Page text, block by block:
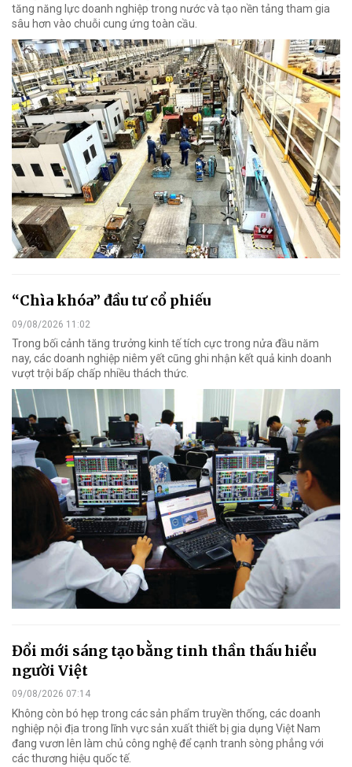
tăng năng lực doanh nghiệp trong nước và tạo nền tảng tham gia
sâu hơn vào chuỗi cung ứng toàn cầu.
“Chìa khóa” đầu tư cổ phiếu
09/08/2026 11:02
Trong bối cảnh tăng trưởng kinh tế tích cực trong nửa đầu năm
nay, các doanh nghiệp niêm yết cũng ghi nhận kết quả kinh doanh
vượt trội bấp chấp nhiều thách thức.
Đổi mới sáng tạo bằng tinh thần thấu hiểu
người Việt
09/08/2026 07:14
Không còn bó hẹp trong các sản phẩm truyền thống, các doanh
nghiệp nội địa trong lĩnh vực sản xuất thiết bị gia dụng Việt Nam
đang vươn lên làm chủ công nghệ để cạnh tranh sòng phẳng với
các thương hiệu quốc tế.